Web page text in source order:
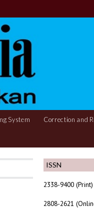
System Correction and
ISSN
2338-9400 (Print)
2808-2621